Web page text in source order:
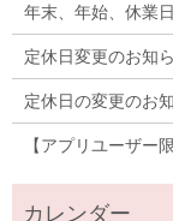
年末、年始、休業
定休日変更のお知
定休日の変更のお
【アプリユーザー